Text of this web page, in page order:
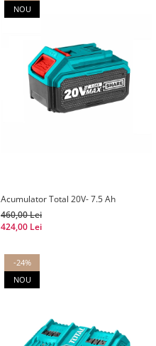
NOU
Acumulator Total 20V- 7.5 Ah
460,00 Lei
424,00 Lei
-24%
NOU